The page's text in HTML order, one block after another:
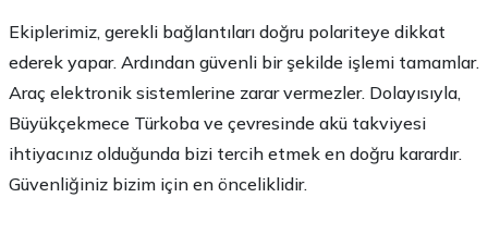
Ekiplerimiz, gerekli bağlantıları doğru polariteye dikkat
ederek yapar. Ardından güvenli bir şekilde işlemi tamamlar.
Araç elektronik sistemlerine zarar vermezler. Dolayısıyla,
Büyükçekmece Türkoba ve çevresinde akü takviyesi
ihtiyacınız olduğunda bizi tercih etmek en doğru karardır.
Güvenliğiniz bizim için en önceliklidir.